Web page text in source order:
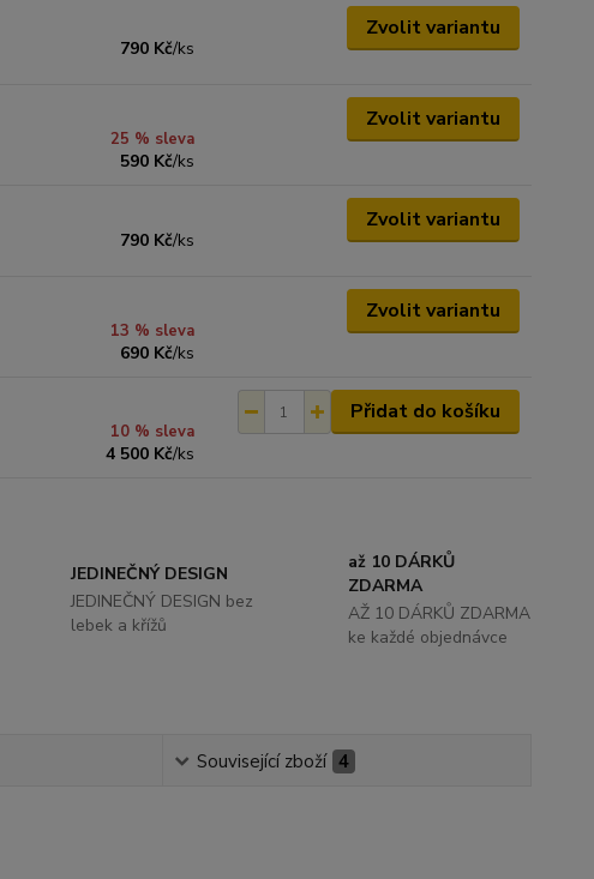
790 Kč/ks
Zvolit variantu
25 % sleva
590 Kč/ks
Zvolit variantu
790 Kč/ks
Zvolit variantu
13 % sleva
690 Kč/ks
Zvolit variantu
10 % sleva
4 500 Kč/ks
Přidat do košíku
JEDINEČNÝ DESIGN
JEDINEČNÝ DESIGN bez
lebek a křížů
až 10 DÁRKŮ
ZDARMA
AŽ 10 DÁRKŮ ZDARMA
ke každé objednávce
Související zboží 4